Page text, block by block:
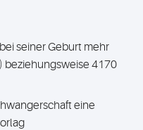
seiner Geburt mehr
beziehungsweise 4170
eine